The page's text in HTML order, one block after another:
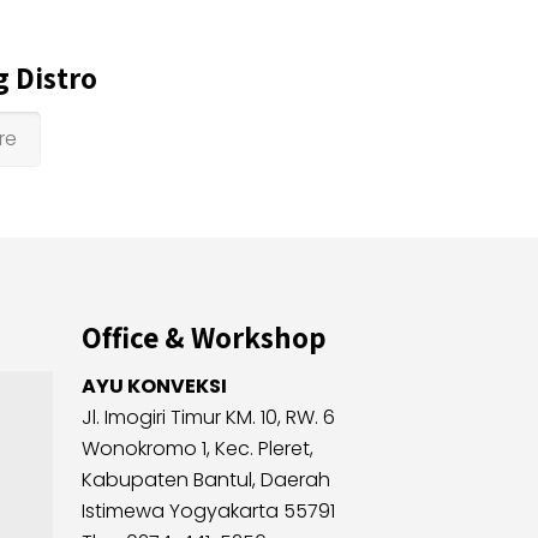
Distro
Office & Workshop
AYU KONVEKSI
Jl. Imogiri Timur KM. 10, RW. 6
Wonokromo 1, Kec. Pleret,
Kabupaten Bantul, Daerah
Istimewa Yogyakarta 55791